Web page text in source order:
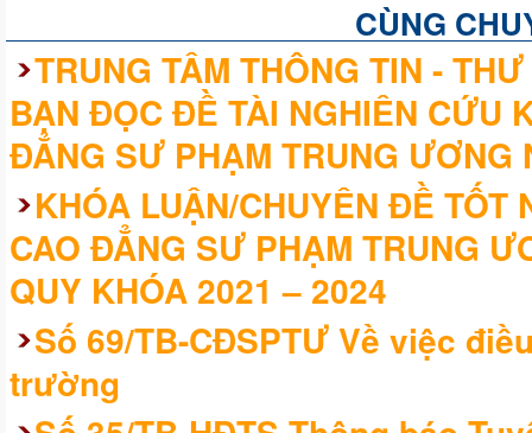
CÙNG
TRUNG TÂM THÔNG TIN -
BẠN ĐỌC ĐỀ TÀI NGHIÊN CỨU
ĐẲNG SƯ PHẠM TRUNG ƯƠNG
KHÓA LUẬN/CHUYÊN ĐỀ TỐT
CAO ĐẲNG SƯ PHẠM TRUNG
QUY KHÓA 2021 – 2024
Số 69/TB-CĐSPTƯ Về việc
trường